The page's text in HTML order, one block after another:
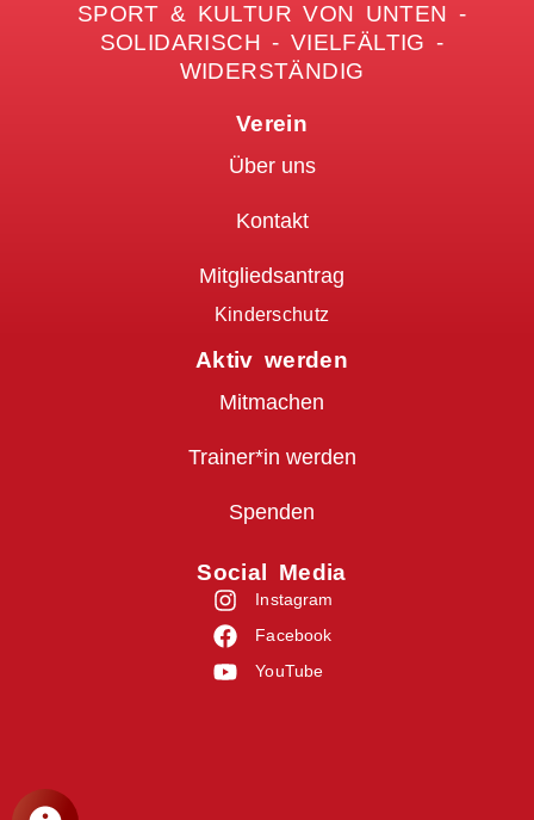
SPORT & KULTUR VON UNTEN -
SOLIDARISCH - VIELFÄLTIG -
WIDERSTÄNDIG
Verein
Über uns
Kontakt
Mitgliedsantrag
Kinderschutz
Aktiv werden
Mitmachen
Trainer*in werden
Spenden
Social Media
Instagram
Facebook
YouTube